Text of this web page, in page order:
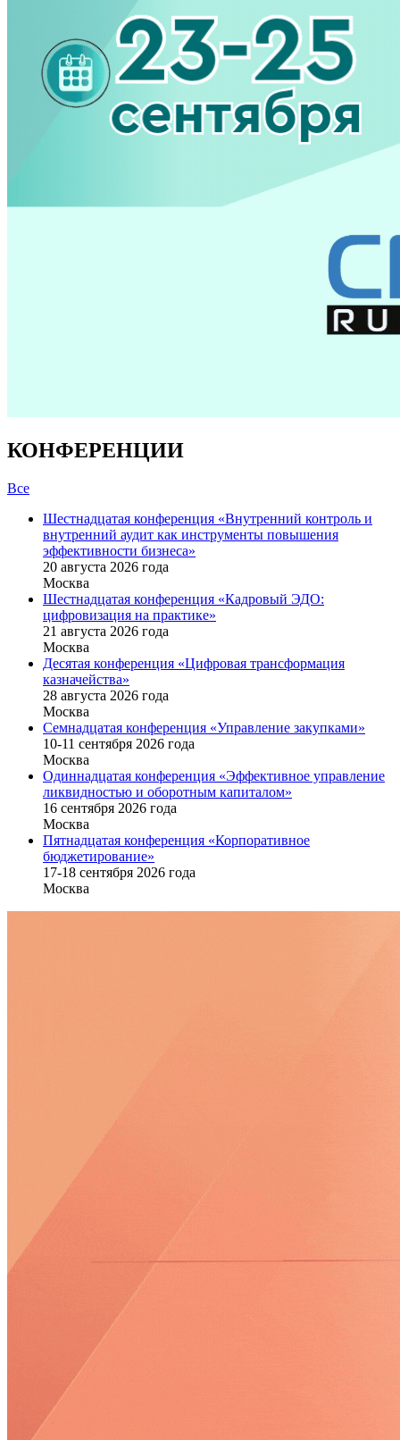
КОНФЕРЕНЦИИ
Все
Шестнадцатая конференция «Внутренний контроль и
внутренний аудит как инструменты повышения
эффективности бизнеса»
20 августа 2026 года
Москва
Шестнадцатая конференция «Кадровый ЭДО:
цифровизация на практике»
21 августа 2026 года
Москва
Десятая конференция «Цифровая трансформация
казначейства»
28 августа 2026 года
Москва
Семнадцатая конференция «Управление закупками»
10-11 сентября 2026 года
Москва
Одиннадцатая конференция «Эффективное управление
ликвидностью и оборотным капиталом»
16 cентября 2026 года
Москва
Пятнадцатая конференция «Корпоративное
бюджетирование»
17-18 сентября 2026 года
Москва